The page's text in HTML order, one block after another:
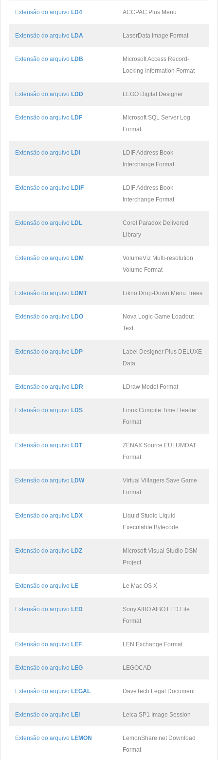
Extensão do arquivo LD4 ACCPAC Plus Menu
Extensão do arquivo LDA LaserData Image Format
Extensão do arquivo LDB
Microsoft Access Record-
Locking Information Format
Extensão do arquivo LDD LEGO Digital Designer
Extensão do arquivo LDF
Microsoft SQL Server Log
Format
Extensão do arquivo LDI
LDIF Address Book
Interchange Format
Extensão do arquivo LDIF
LDIF Address Book
Interchange Format
Extensão do arquivo LDL
Corel Paradox Delivered
Library
Extensão do arquivo LDM
VolumeViz Multi-resolution
Volume Format
Extensão do arquivo LDMT Likno Drop-Down Menu Trees
Extensão do arquivo LDO
Nova Logic Game Loadout
Text
Extensão do arquivo LDP
Label Designer Plus DELUXE
Data
Extensão do arquivo LDR LDraw Model Format
Extensão do arquivo LDS
Linux Compile Time Header
Format
Extensão do arquivo LDT
ZENAX Source EULUMDAT
Format
Extensão do arquivo LDW
Virtual Villagers Save Game
Format
Extensão do arquivo LDX
Liquid Studio Liquid
Executable Bytecode
Extensão do arquivo LDZ
Microsoft Visual Studio DSM
Project
Extensão do arquivo LE Le Mac OS X
Extensão do arquivo LED
Sony AIBO AIBO LED File
Format
Extensão do arquivo LEF LEN Exchange Format
Extensão do arquivo LEG LEGOCAD
Extensão do arquivo LEGAL DaveTech Legal Document
Extensão do arquivo LEI Leica SP1 Image Session
Extensão do arquivo LEMON
LemonShare.net Download
Format